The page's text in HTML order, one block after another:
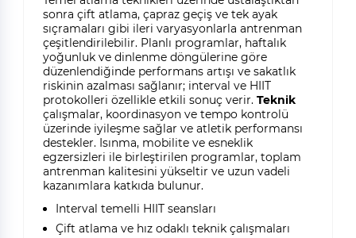
sonra çift atlama, çapraz geçiş ve tek ayak
sıçramaları gibi ileri varyasyonlarla antrenman
çeşitlendirilebilir. Planlı programlar, haftalık
yoğunluk ve dinlenme döngülerine göre
düzenlendiğinde performans artışı ve sakatlık
riskinin azalması sağlanır; interval ve HIIT
protokolleri özellikle etkili sonuç verir. Teknik
çalışmalar, koordinasyon ve tempo kontrolü
üzerinde iyileşme sağlar ve atletik performansı
destekler. Isınma, mobilite ve esneklik
egzersizleri ile birleştirilen programlar, toplam
antrenman kalitesini yükseltir ve uzun vadeli
kazanımlara katkıda bulunur.
Interval temelli HIIT seansları
Çift atlama ve hız odaklı teknik çalışmaları